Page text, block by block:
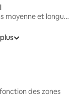
Locations moyenne et longue durée
des zones